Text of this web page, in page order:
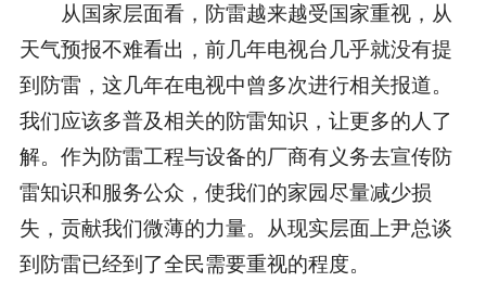
从国家层面看，防雷越来越受国家重视，从
天气预报不难看出，前几年电视台几乎就没有提
到防雷，这几年在电视中曾多次进行相关报道。
我们应该多普及相关的防雷知识，让更多的人了
解。作为防雷工程与设备的厂商有义务去宣传防
雷知识和服务公众，使我们的家园尽量减少损
失，贡献我们微薄的力量。从现实层面上尹总谈
到防雷已经到了全民需要重视的程度。